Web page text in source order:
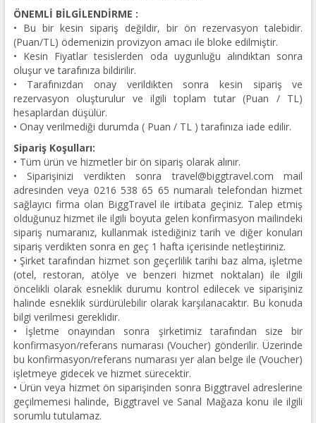
ÖNEMLİ BİLGİLENDİRME :
• Bu bir kesin sipariş değildir, bir ön rezervasyon talebidir.
(Puan/TL) ödemenizin provizyon amacı ile bloke edilmiştir.
• Kesin Fiyatlar tesislerden oda uygunluğu alındıktan sonra
oluşur ve tarafınıza bildirilir.
• Tarafınızdan onay verildikten sonra kesin sipariş ve
rezervasyon oluşturulur ve ilgili toplam tutar (Puan / TL)
hesaplardan düşülür.
• Onay verilmediği durumda ( Puan / TL ) tarafınıza iade edilir.
Sipariş Koşulları:
• Tüm ürün ve hizmetler bir ön sipariş olarak alınır.
• Siparişinizi verdikten sonra travel@biggtravel.com mail
adresinden veya 0216 538 65 65 numaralı telefondan hizmet
sağlayıcı firma olan BiggTravel ile irtibata geçiniz. Talep etmiş
olduğunuz hizmet ile ilgili boyuta gelen konfirmasyon mailindeki
sipariş numaranız, kullanmak istediğiniz tarih ve diğer konuları
sipariş verdikten sonra en geç 1 hafta içerisinde netleştiriniz.
• Şirket tarafından hizmet son geçerlilik tarihi baz alma, işletme
(otel, restoran, atölye ve benzeri hizmet noktaları) ile ilgili
öncelikli olarak esneklik durumu kontrol edilecek ve siparişiniz
halinde esneklik sürdürülebilir olarak karşılanacaktır. Bu konuda
bilgi verilmesi gereklidir.
• İşletme onayından sonra şirketimiz tarafından size bir
konfirmasyon/referans numarası (Voucher) gönderilir. Üzerinde
bu konfirmasyon/referans numarası yer alan belge ile (Voucher)
işletmeye gidecek ve hizmet sürecektir.
• Ürün veya hizmet ön siparişinden sonra Biggtravel adreslerine
geçilmemesi halinde, Biggtravel ve Sanal Mağaza konu ile ilgili
sorumlu tutulamaz.